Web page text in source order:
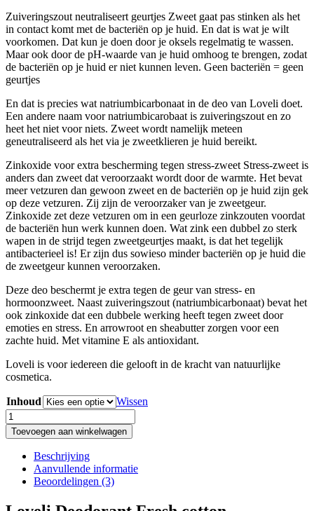
Zuiveringszout neutraliseert geurtjes Zweet gaat pas stinken als het
in contact komt met de bacteriën op je huid. En dat is wat je wilt
voorkomen. Dat kun je doen door je oksels regelmatig te wassen.
Maar ook door de pH-waarde van je huid omhoog te brengen, zodat
de bacteriën op je huid er niet kunnen leven. Geen bacteriën = geen
geurtjes
En dat is precies wat natriumbicarbonaat in de deo van Loveli doet.
Een andere naam voor natriumbicarobaat is zuiveringszout en zo
heet het niet voor niets. Zweet wordt namelijk meteen
geneutraliseerd als het via je zweetklieren je huid bereikt.
Zinkoxide voor extra bescherming tegen stress-zweet Stress-zweet is
anders dan zweet dat veroorzaakt wordt door de warmte. Het bevat
meer vetzuren dan gewoon zweet en de bacteriën op je huid zijn gek
op deze vetzuren. Zij zijn de veroorzaker van je zweetgeur.
Zinkoxide zet deze vetzuren om in een geurloze zinkzouten voordat
de bacteriën hun werk kunnen doen. Wat zink een dubbel zo sterk
wapen in de strijd tegen zweetgeurtjes maakt, is dat het tegelijk
antibacterieel is! Er zijn dus sowieso minder bacteriën op je huid die
de zweetgeur kunnen veroorzaken.
Deze deo beschermt je extra tegen de geur van stress- en
hormoonzweet. Naast zuiveringszout (natriumbicarbonaat) bevat het
ook zinkoxide dat een dubbele werking heeft tegen zweet door
emoties en stress. En arrowroot en sheabutter zorgen voor een
zachte huid. Met vitamine E als antioxidant.
Loveli is voor iedereen die gelooft in de kracht van natuurlijke
cosmetica.
Inhoud
Wissen
Loveli
Deodorant
Fresh
cotton
Geur:
neutrale
geur
Toevoegen aan winkelwagen
Beschrijving
Aanvullende informatie
Beoordelingen (3)